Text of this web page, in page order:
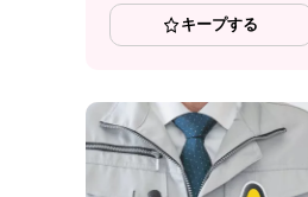
キープする